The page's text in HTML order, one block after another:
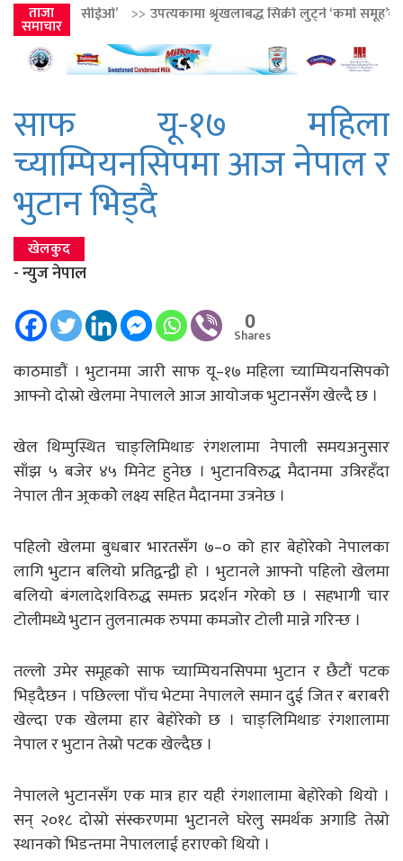
ताजा
समाचार
उपत्यकामा श्रृंखलाबद्ध सिक्री लुट्ने ‘कर्मा समूह’का नाइकेसहित पाँच पक्राउ
साफ यू-१७ महिला
च्याम्पियनसिपमा आज नेपाल र
भुटान भिड्दै
खेलकुद
- न्युज नेपाल
0
Shares
काठमाडौं । भुटानमा जारी साफ यू–१७ महिला च्याम्पियनसिपको
आफ्नो दोस्रो खेलमा नेपालले आज आयोजक भुटानसँग खेल्दै छ ।
खेल थिम्पुस्थित चाङ्लिमिथाङ रंगशलामा नेपाली समयअनुसार
साँझ ५ बजेर ४५ मिनेट हुनेछ । भुटानविरुद्ध मैदानमा उत्रिरहँदा
नेपाल तीन अ्रककोे लक्ष्य सहित मैदानमा उत्रनेछ ।
पहिलो खेलमा बुधबार भारतसँग ७–० को हार बेहोरेको नेपालका
लागि भुटान बलियो प्रतिद्वन्द्वी हो । भुटानले आफ्नो पहिलो खेलमा
बलियो बंगलादेशविरुद्ध समक्त प्रदर्शन गरेको छ । सहभागी चार
टोलीमध्ये भुटान तुलनात्मक रुपमा कमजोर टोली मान्ने गरिन्छ ।
तल्लो उमेर समूहको साफ च्याम्पियनसिपमा भुटान र छैटौं पटक
भिड्दैछन । पछिल्ला पाँच भेटमा नेपालले समान दुई जित र बराबरी
खेल्दा एक खेलमा हार बेहोरेको छ । चाङ्लिमिथाङ रंगशालामा
नेपाल र भुटान तेस्रो पटक खेल्दैछ ।
नेपालले भुटानसँग एक मात्र हार यही रंगशालामा बेहोरेको थियो ।
सन् २०१८ दोस्रो संस्करणमा भुटानले घरेलु समर्थक अगाडि तेस्रो
स्थानको भिडन्तमा नेपाललाई हराएको थियो ।